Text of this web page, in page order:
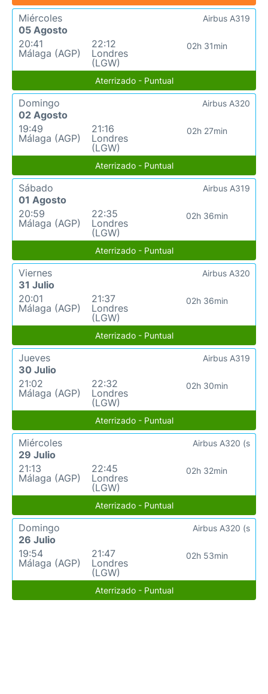
Miércoles
05 Agosto
20:41
Málaga (AGP)
22:12
Londres
(LGW)
02h 31min
Airbus A319
Aterrizado - Puntual
Domingo
02 Agosto
19:49
Málaga (AGP)
21:16
Londres
(LGW)
02h 27min
Airbus A320
Aterrizado - Puntual
Sábado
01 Agosto
20:59
Málaga (AGP)
22:35
Londres
(LGW)
02h 36min
Airbus A319
Aterrizado - Puntual
Viernes
31 Julio
20:01
Málaga (AGP)
21:37
Londres
(LGW)
02h 36min
Airbus A320
Aterrizado - Puntual
Jueves
30 Julio
21:02
Málaga (AGP)
22:32
Londres
(LGW)
02h 30min
Airbus A319
Aterrizado - Puntual
Miércoles
29 Julio
21:13
Málaga (AGP)
22:45
Londres
(LGW)
02h 32min
Airbus A320 (s
Aterrizado - Puntual
Domingo
26 Julio
19:54
Málaga (AGP)
21:47
Londres
(LGW)
02h 53min
Airbus A320 (s
Aterrizado - Puntual